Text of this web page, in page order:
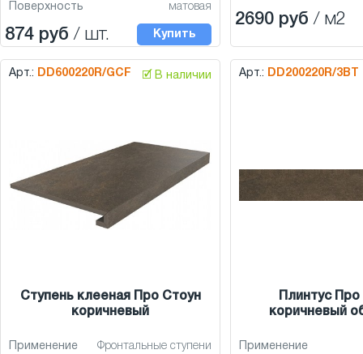
Поверхность
матовая
874 руб / шт. Купить
2690 руб / м2
Арт.: DD600220R/GCF 🗹 В наличии
Ступень клееная Про Стоун
коричневый
Применение
Фронтальные ступени
Арт.: DD200220R/3BT
Плинтус
коричневый
Применение